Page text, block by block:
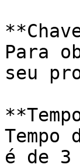
Para
seu
é de 3